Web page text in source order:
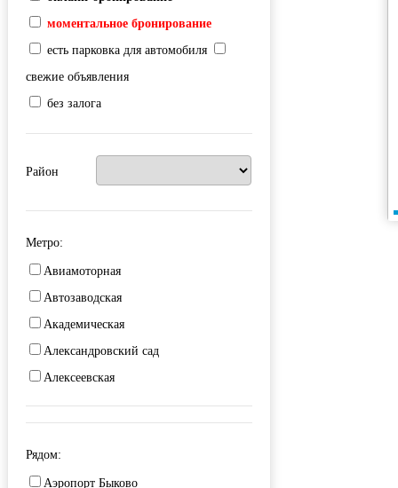
моментальное бронирование
есть парковка для автомобиля
свежие объявления
без залога
Район
Метро:
Авиамоторная
Автозаводская
Академическая
Александровский сад
Алексеевская
Алма-Атинская
Аминьевская
Андроновка
Рядом:
Аэропорт Быково